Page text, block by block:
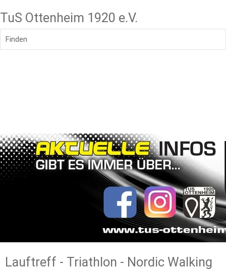
TuS Ottenheim 1920 e.V.
Finden
Lauftreff - Triathlon - Nordic Walking